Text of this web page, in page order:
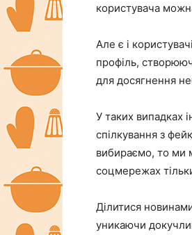
користувача
Але є і
профіль,
для досягнення
У таких випадках
спілкування з
вибираємо, то ми
соцмережах
Ділитися
уникаючи